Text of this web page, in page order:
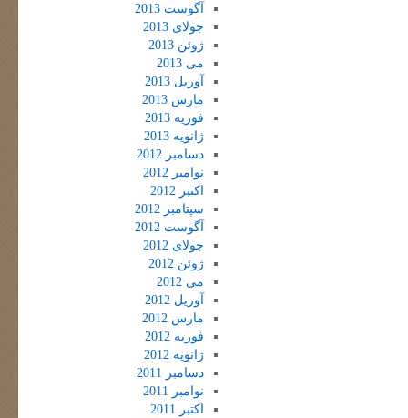
آگوست 2013
جولای 2013
ژوئن 2013
می 2013
آوریل 2013
مارس 2013
فوریه 2013
ژانویه 2013
دسامبر 2012
نوامبر 2012
اکتبر 2012
سپتامبر 2012
آگوست 2012
جولای 2012
ژوئن 2012
می 2012
آوریل 2012
مارس 2012
فوریه 2012
ژانویه 2012
دسامبر 2011
نوامبر 2011
اکتبر 2011